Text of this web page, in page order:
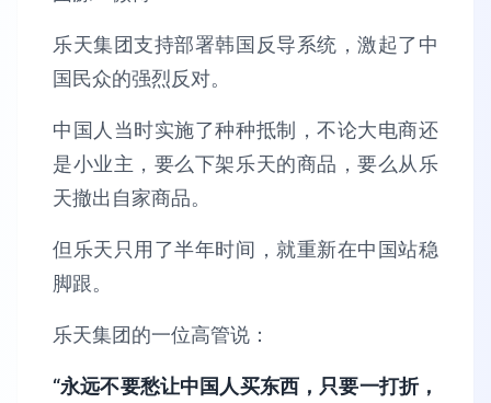
乐天集团支持部署韩国反导系统，激起了中
国民众的强烈反对。
中国人当时实施了种种抵制，不论大电商还
是小业主，要么下架乐天的商品，要么从乐
天撤出自家商品。
但乐天只用了半年时间，就重新在中国站稳
脚跟。
乐天集团的一位高管说：
“永远不要愁让中国人买东西，只要一打折，